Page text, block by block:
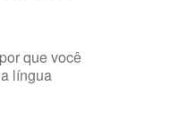
que você
língua